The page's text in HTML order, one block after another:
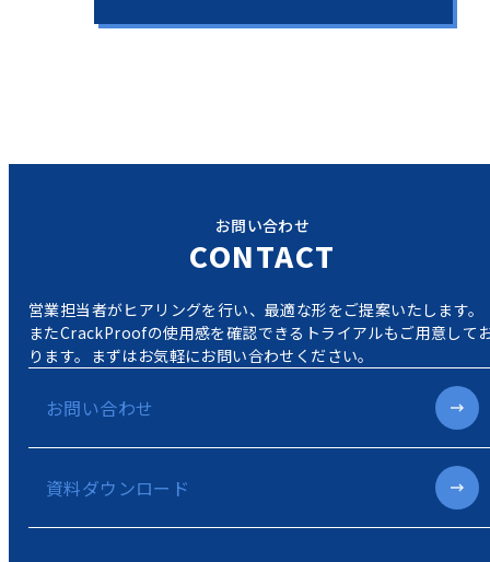
お問い合わせ
CONTACT
営業担当者がヒアリングを行い、最適な形をご提案いたします。
またCrackProofの使用感を確認できるトライアルもご用意して
ります。 まずはお気軽にお問い合わせください。
お問い合わせ
資料ダウンロード